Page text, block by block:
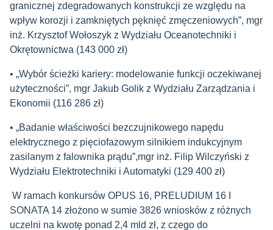
granicznej zdegradowanych konstrukcji ze względu na
wpływ korozji i zamkniętych pęknięć zmęczeniowych”, mgr
inż. Krzysztof Wołoszyk z Wydziału Oceanotechniki i
Okrętownictwa (143 000 zł)
• „Wybór ścieżki kariery: modelowanie funkcji oczekiwanej
użyteczności”, mgr Jakub Golik z Wydziału Zarządzania i
Ekonomii (116 286 zł)
• „Badanie właściwości bezczujnikowego napędu
elektrycznego z pięciofazowym silnikiem indukcyjnym
zasilanym z falownika prądu”,mgr inż. Filip Wilczyński z
Wydziału Elektrotechniki i Automatyki (129 400 zł)
W ramach konkursów OPUS 16, PRELUDIUM 16 I
SONATA 14 złożono w sumie 3826 wniosków z różnych
uczelni na kwotę ponad 2,4 mld zł, z czego do